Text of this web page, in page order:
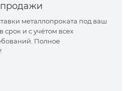
металлопроката под ваш
срок и с учётом всех
Полное